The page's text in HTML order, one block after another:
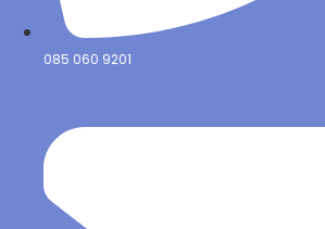
085 060 9201